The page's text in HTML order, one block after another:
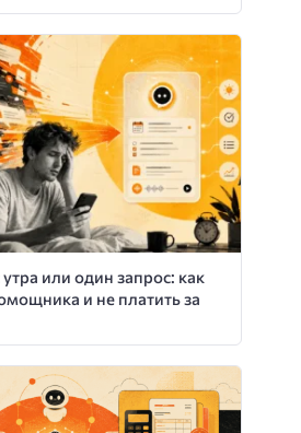
утра или один запрос: как
и не платить за